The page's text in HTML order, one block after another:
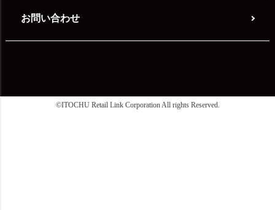
お問い合わせ
©ITOCHU Retail Link Corporation All rights Reserved.